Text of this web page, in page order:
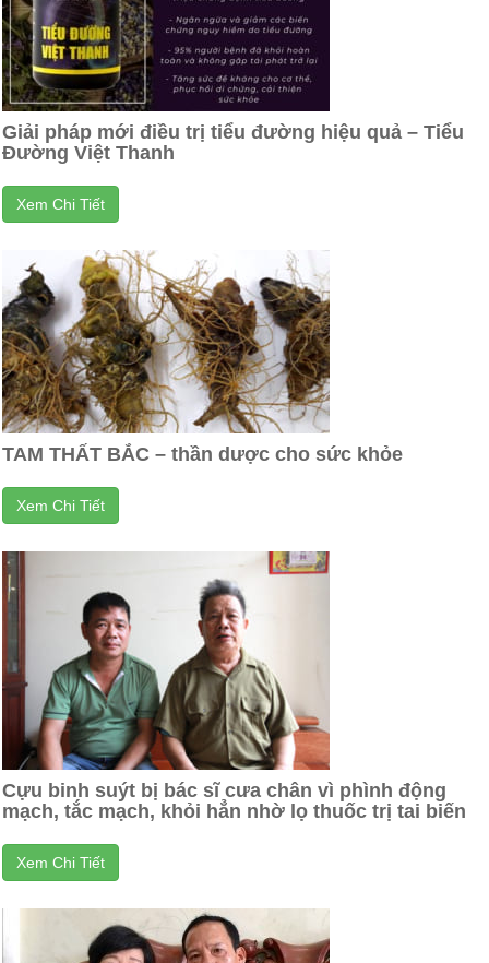
Giải pháp mới điều trị tiểu đường hiệu quả – Tiểu
Đường Việt Thanh
Xem Chi Tiết
TAM THẤT BẮC – thần dược cho sức khỏe
Xem Chi Tiết
Cựu binh suýt bị bác sĩ cưa chân vì phình động
mạch, tắc mạch, khỏi hẳn nhờ lọ thuốc trị tai biến
Xem Chi Tiết